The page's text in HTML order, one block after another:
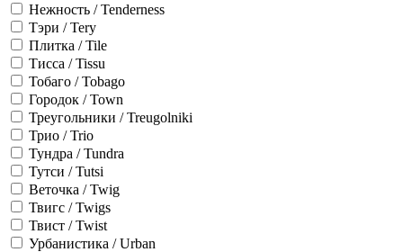
Нежность / Tenderness
Тэри / Tery
Плитка / Tile
Тисса / Tissu
Тобаго / Tobago
Городок / Town
Треугольники / Treugolniki
Трио / Trio
Тундра / Tundra
Тутси / Tutsi
Веточка / Twig
Твигс / Twigs
Твист / Twist
Урбанистика / Urban